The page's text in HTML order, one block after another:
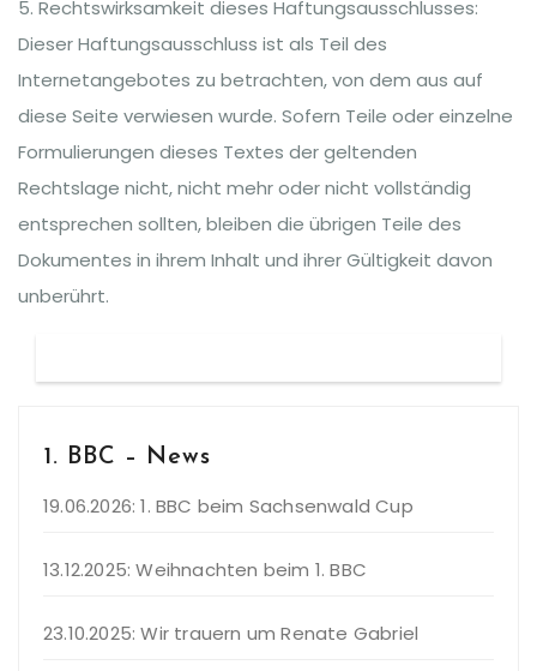
5. Rechtswirksamkeit dieses Haftungsausschlusses:
Dieser Haftungsausschluss ist als Teil des
Internetangebotes zu betrachten, von dem aus auf
diese Seite verwiesen wurde. Sofern Teile oder einzelne
Formulierungen dieses Textes der geltenden
Rechtslage nicht, nicht mehr oder nicht vollständig
entsprechen sollten, bleiben die übrigen Teile des
Dokumentes in ihrem Inhalt und ihrer Gültigkeit davon
unberührt.
1. BBC – News
19.06.2026: 1. BBC beim Sachsenwald Cup
13.12.2025: Weihnachten beim 1. BBC
23.10.2025: Wir trauern um Renate Gabriel